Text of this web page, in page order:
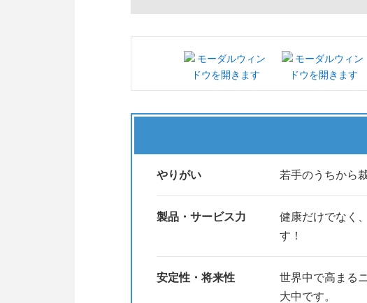
やりがい 若手のうちから
製品・サービス力
健康だけでなく
す！
安定性・将来性
世界中で高まる
大中です。